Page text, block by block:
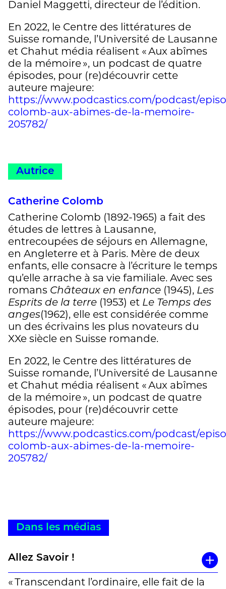
Daniel Maggetti, directeur de l’édition.
En 2022, le Centre des littératures de
Suisse romande, l’Université de Lausanne
et Chahut média réalisent « Aux abîmes
de la mémoire », un podcast de quatre
épisodes, pour (re)découvrir cette
auteure majeure:
https://www.podcastics.com/podcast/
colomb-aux-abimes-de-la-memoire-
205782/
Autrice
Catherine Colomb
Catherine Colomb (1892-1965) a fait des
études de lettres à Lausanne,
entrecoupées de séjours en Allemagne,
en Angleterre et à Paris. Mère de deux
enfants, elle consacre à l’écriture le temps
qu’elle arrache à sa vie familiale. Avec ses
romans Châteaux en enfance (1945), Les
Esprits de la terre (1953) et Le Temps des
anges(1962), elle est considérée comme
un des écrivains les plus novateurs du
XXe siècle en Suisse romande.
En 2022, le Centre des littératures de
Suisse romande, l’Université de Lausanne
et Chahut média réalisent « Aux abîmes
de la mémoire », un podcast de quatre
épisodes, pour (re)découvrir cette
auteure majeure:
https://www.podcastics.com/podcast/
colomb-aux-abimes-de-la-memoire-
205782/
Dans les médias
Allez Savoir !
« Transcendant l’ordinaire, elle fait de la